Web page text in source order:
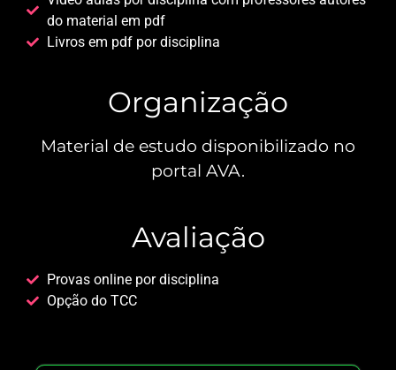
do material em pdf
Livros em pdf por disciplina
Organização
Material de estudo disponibilizado no
portal AVA.
Avaliação
Provas online por disciplina
Opção do TCC